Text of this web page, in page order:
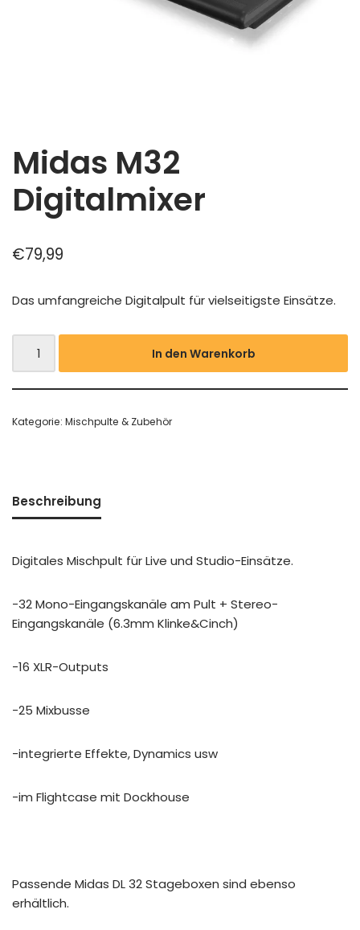
Midas M32
Digitalmixer
€79,99
Das umfangreiche Digitalpult für vielseitigste Einsätze.
In den Warenkorb
Kategorie: Mischpulte & Zubehör
Beschreibung
Digitales Mischpult für Live und Studio-Einsätze.
-32 Mono-Eingangskanäle am Pult + Stereo-
Eingangskanäle (6.3mm Klinke&Cinch)
-16 XLR-Outputs
-25 Mixbusse
-integrierte Effekte, Dynamics usw
-im Flightcase mit Dockhouse
Passende Midas DL 32 Stageboxen sind ebenso
erhältlich.